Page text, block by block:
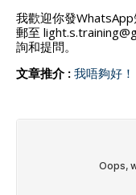
我歡迎你發
郵至
詢和提問。
文章推介 : 我唔夠好！